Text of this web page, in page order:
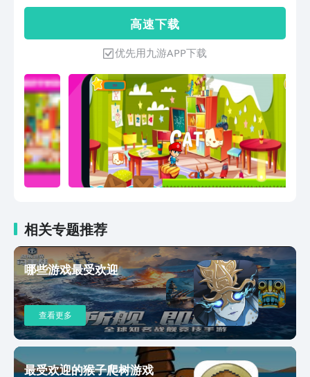
界，让阅读养分更好吸收；4. 趣味交互
方法多，乐趣激发自驱力适合儿童的专
业、丰富、有趣的交互设计，可爱的花栗
鼠嘟嘟和朋友们一起陪伴阅读，有效吸引
孩子的阅读兴趣，帮助孩子喜欢读、读得
懂；会说话的绘本让阅读更生动，思维导
图清晰梳理信息，多维解读让思路更清
晰；5. 阅读表达两手抓，综合发展能力
强系统设计儿童语言表达体系，每周一次
口部操训练，帮助孩子吐字更清晰。表达
姿态礼仪训练，帮助孩子更得体的表达。
生活场景再现式学习，帮助孩子学以致
公众号：洪恩儿童App电话：400-888-
3337邮箱：service@ihuman.com
寓教于乐的方式帮助玩家学习和认识英文
字母和它们所组成的单词。 -在字母岛中
来一场学习的大冒险，以游戏的方式帮助
玩家认识到26个字母和一些基础的英语
单词。 -字母岛上危机重重，不要跌进致
命的悬崖，也不要让敌人阻挡你前进的
高 速 下 载
优先用九游APP下载
相关专题推荐
哪些游戏最受欢迎
查看更多
最受欢迎的猴子爬树游戏